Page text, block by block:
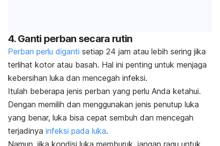
4. Ganti perban secara rutin
Perban perlu diganti setiap 24 jam atau lebih sering jika
terlihat kotor atau basah. Hal ini penting untuk menjaga
kebersihan luka dan mencegah infeksi.
Itulah beberapa jenis perban yang perlu Anda ketahui.
Dengan memilih dan menggunakan jenis penutup luka
yang benar, luka bisa cepat sembuh dan mencegah
terjadinya infeksi pada luka.